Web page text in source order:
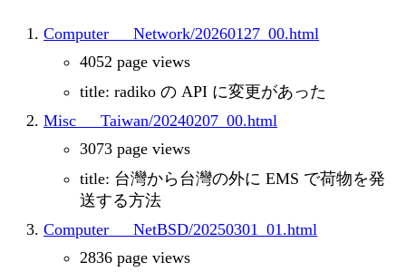
Computer___Network/20260127_00.html
4052 page views
title: radiko の API に変更があった
Misc___Taiwan/20240207_00.html
3073 page views
title: 台灣から台灣の外に EMS で荷物を発
送する方法
Computer___NetBSD/20250301_01.html
2836 page views